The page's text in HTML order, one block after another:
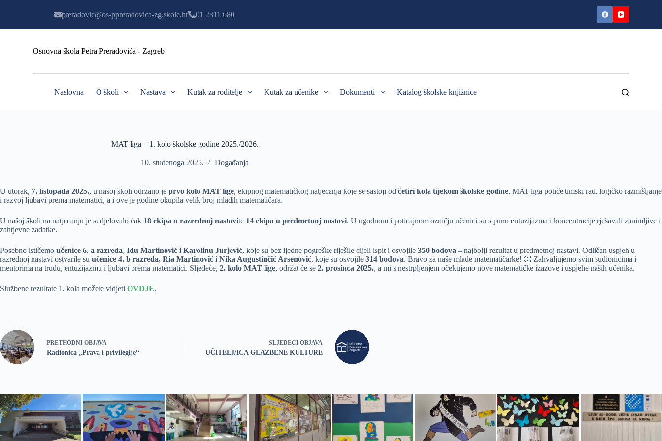
preradovic@os-ppreradovica-zg.skole.hr 01 2311 680
Osnovna škola Petra Preradovića - Zagreb
Naslovna O školi Nastava Kutak za roditelje Kutak za učenike Dokumenti Katalog školske knjižnice
MAT liga – 1. kolo školske godine 2025./2026.
10. studenoga 2025. Događanja
U utorak, 7. listopada 2025., u našoj školi održano je prvo kolo MAT lige, ekipnog matematičkog natjecanja koje se sastoji od četiri kola tijekom školske godine. MAT liga potiče timski rad, logičko razmišljanje
i razvoj ljubavi prema matematici, a i ove je godine okupila velik broj mladih matematičara.
U našoj školi na natjecanju je sudjelovalo čak 18 ekipa u razrednoj nastavite 14 ekipa u predmetnoj nastavi. U ugodnom i poticajnom ozračju učenici su s puno entuzijazma i koncentracije rješavali zanimljive i
zahtjevne zadatke.
Posebno ističemo učenice 6. a razreda, Idu Martinović i Karolinu Jurjević, koje su bez ijedne pogreške riješile cijeli ispit i osvojile 350 bodova – najbolji rezultat u predmetnoj nastavi. Odličan uspjeh u
razrednoj nastavi ostvarile su učenice 4. b razreda, Ria Martinović i Nika Augustinčić Arsenović, koje su osvojile 314 bodova. Bravo za naše mlade matematičarke! 👏 Zahvaljujemo svim sudionicima i
mentorima na trudu, entuzijazmu i ljubavi prema matematici. Sljedeće, 2. kolo MAT lige, održat će se 2. prosinca 2025., a mi s nestrpljenjem očekujemo nove matematičke izazove i uspjehe naših učenika.
Službene rezultate 1. kola možete vidjeti OVDJE.
PRETHODNI OBJAVA
Radionica „Prava i privilegije“
SLJEDEĆI OBJAVA
UČITELJ/ICA GLAZBENE KULTURE